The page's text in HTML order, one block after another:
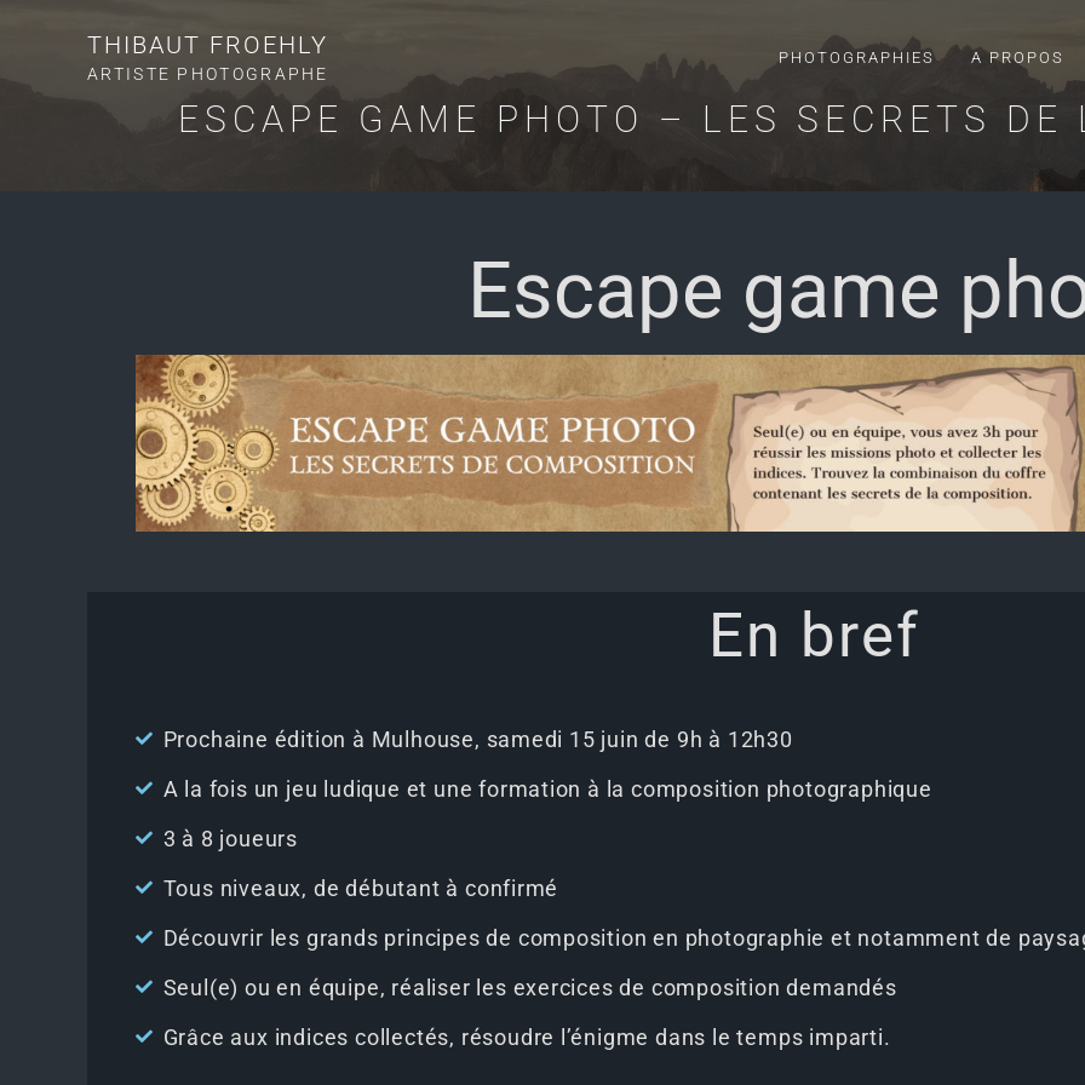
THIBAUT FROEHLY
ARTISTE PHOTOGRAPHE
PHOTOGRAPHIES A PROPOS
ESCAPE GAME PHOTO – LES SECRETS
Escape game
En bref
Prochaine édition à Mulhouse, samedi 15 juin de 9h à 12h30
A la fois un jeu ludique et une formation à la composition photographique ​
3 à 8 joueurs
Tous niveaux, de débutant à confirmé
Découvrir les grands principes de composition en photographie et notamment de
Seul(e) ou en équipe, réaliser les exercices de composition demandés
Grâce aux indices collectés, résoudre l’énigme dans le temps imparti.